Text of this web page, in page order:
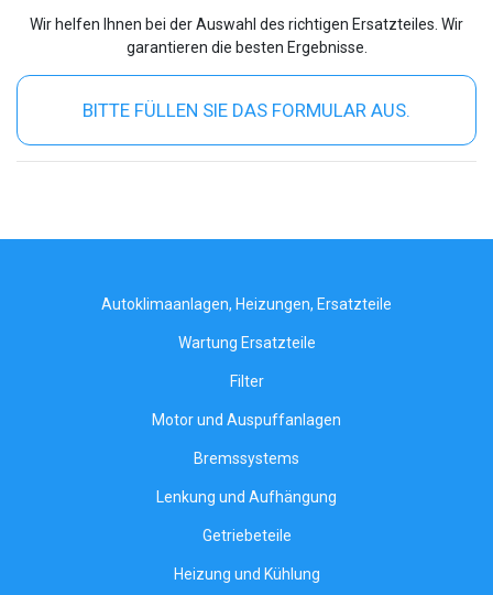
Wir helfen Ihnen bei der Auswahl des richtigen Ersatzteiles. Wir
garantieren die besten Ergebnisse.
BITTE FÜLLEN SIE DAS FORMULAR AUS.
Autoklimaanlagen, Heizungen, Ersatzteile
Wartung Ersatzteile
Filter
Motor und Auspuffanlagen
Bremssystems
Lenkung und Aufhängung
Getriebeteile
Heizung und Kühlung